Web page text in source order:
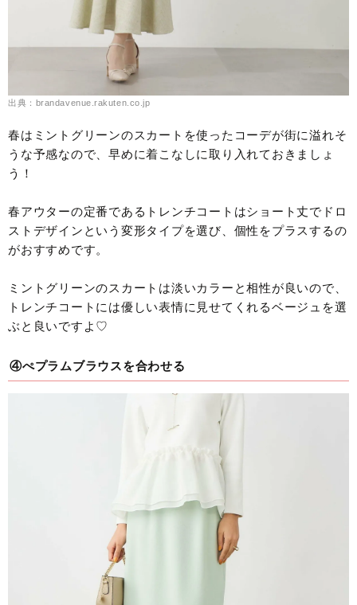
出典：brandavenue.rakuten.co.jp
春はミントグリーンのスカートを使ったコーデが街に溢れそ
うな予感なので、早めに着こなしに取り入れておきましょ
う！
春アウターの定番であるトレンチコートはショート丈でドロ
ストデザインという変形タイプを選び、個性をプラスするの
がおすすめです。
ミントグリーンのスカートは淡いカラーと相性が良いので、
トレンチコートには優しい表情に見せてくれるベージュを選
ぶと良いですよ♡
④ぺプラムブラウスを合わせる